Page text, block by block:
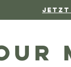
Jetzt